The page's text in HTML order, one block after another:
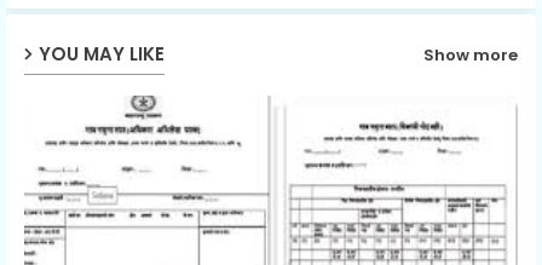
YOU MAY LIKE Show more